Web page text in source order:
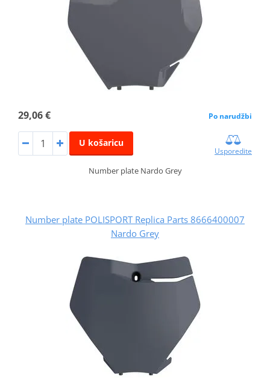
29,06 € Po narudžbi
U košaricu
Usporedite
Number plate Nardo Grey
Number plate POLISPORT Replica Parts 8666400007
Nardo Grey